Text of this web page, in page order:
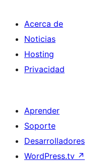
Acerca de
Noticias
Hosting
Privacidad
Aprender
Soporte
Desarrolladores
WordPress.tv ↗